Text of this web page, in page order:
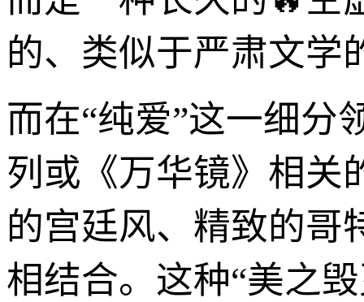
的、类似于严肃文学
而在“纯爱”这一细分
列或《万华镜》相关
的宫廷风、精致的哥
相结合。这种“美之